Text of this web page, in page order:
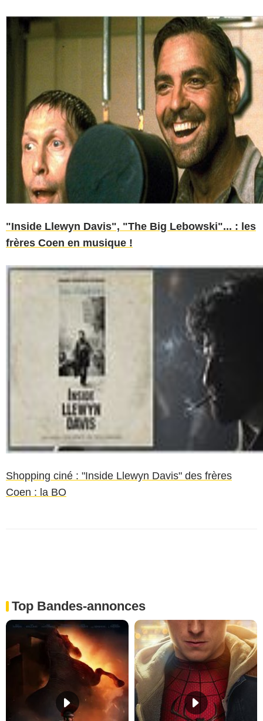
"Inside Llewyn Davis", "The Big Lebowski"... : les
frères Coen en musique !
Shopping ciné : "Inside Llewyn Davis" des frères
Coen : la BO
Top Bandes-annonces